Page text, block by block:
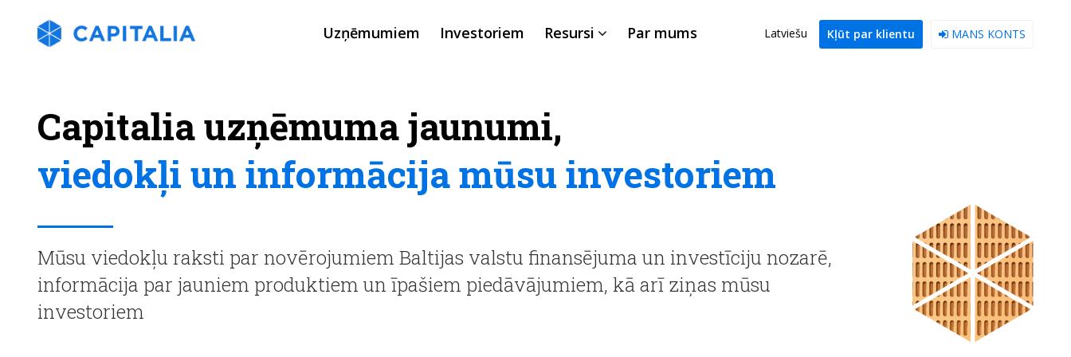
Uzņēmumiem Investoriem Resursi Par mums MANS KONTS
Kļūt par klientu
Latviešu
Capitalia uzņēmuma jaunumi,
viedokļi un informācija mūsu investoriem
Mūsu viedokļu raksti par novērojumiem Baltijas valstu finansējuma un investīciju nozarē,
informācija par jauniem produktiem un īpašiem piedāvājumiem, kā arī ziņas mūsu
investoriem